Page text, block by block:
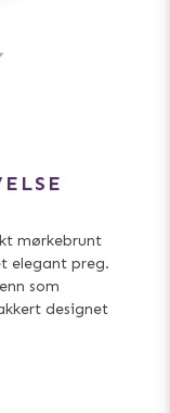
mørkebrunt
elegant preg.
som
designet